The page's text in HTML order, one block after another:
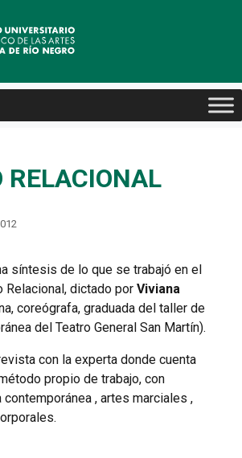
RELACIONAL
síntesis de lo que se trabajó en el
Relacional, dictado por Viviana
coreógrafa, graduada del taller de
del Teatro General San Martín).
con la experta donde cuenta
propio de trabajo, con
, artes marciales ,